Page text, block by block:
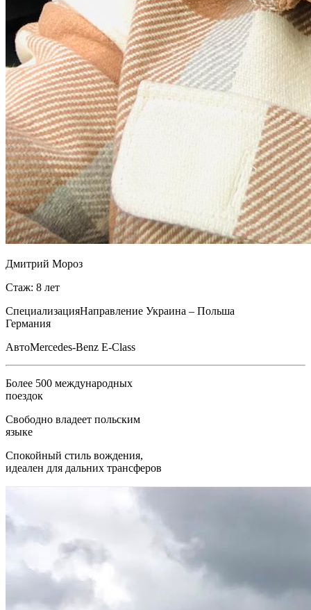
Дмитрий Мороз
Стаж: 8 лет
СпециализацияНаправление Украина – Польша
Германия
АвтоMercedes-Benz E-Class
Более 500 международных
поездок
Свободно владеет польским
языке
Спокойный стиль вождения,
идеален для дальних трансферов